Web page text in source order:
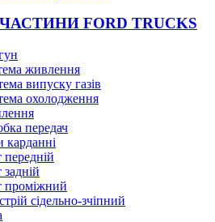
FORD TRUCKS
живлення
випуску газів
охолодження
передач
карданні
передній
проміжний
сідельно-зчіпний